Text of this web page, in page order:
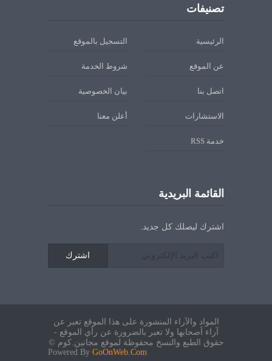
تصنيفات
الرئيسية التسجيل بالموقع
عن الموقع شروط الخدمة
اتصل بنا بيان الخصوصية
الاستشارات أعلن معنا
خدمة RSS
القائمة البريدية
اشترك ليصلك كل جديد.
اشترك
المواد والآراء المنشورة على هذا الموقع تعبر عن
آراء أصحابها ولا تعبر بالضرورة عن رأي الموقع -
حقوق الطبع والنسخ محفوظة لموقع مجانين.كوم ©
Powered By GoOnWeb.Com